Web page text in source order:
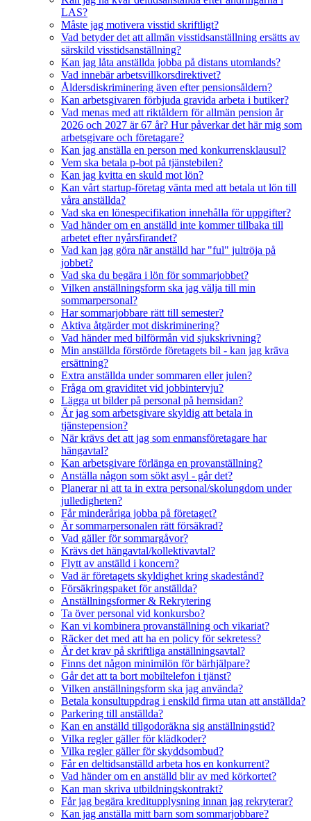
LAS?
Måste jag motivera visstid skriftligt?
Vad betyder det att allmän visstidsanställning ersätts av
särskild visstidsanställning?
Kan jag låta anställda jobba på distans utomlands?
Vad innebär arbetsvillkorsdirektivet?
Åldersdiskriminering även efter pensionsåldern?
Kan arbetsgivaren förbjuda gravida arbeta i butiker?
Vad menas med att riktåldern för allmän pension år
2026 och 2027 är 67 år? Hur påverkar det här mig som
arbetsgivare och företagare?
Kan jag anställa en person med konkurrensklausul?
Vem ska betala p-bot på tjänstebilen?
Kan jag kvitta en skuld mot lön?
Kan vårt startup-företag vänta med att betala ut lön till
våra anställda?
Vad ska en lönespecifikation innehålla för uppgifter?
Vad händer om en anställd inte kommer tillbaka till
arbetet efter nyårsfirandet?
Vad kan jag göra när anställd har "ful" jultröja på
jobbet?
Vad ska du begära i lön för sommarjobbet?
Vilken anställningsform ska jag välja till min
sommarpersonal?
Har sommarjobbare rätt till semester?
Aktiva åtgärder mot diskriminering?
Vad händer med bilförmån vid sjukskrivning?
Min anställda förstörde företagets bil - kan jag kräva
ersättning?
Extra anställda under sommaren eller julen?
Fråga om graviditet vid jobbintervju?
Lägga ut bilder på personal på hemsidan?
Är jag som arbetsgivare skyldig att betala in
tjänstepension?
När krävs det att jag som enmansföretagare har
hängavtal?
Kan arbetsgivare förlänga en provanställning?
Anställa någon som sökt asyl - går det?
Planerar ni att ta in extra personal/skolungdom under
julledigheten?
Får minderåriga jobba på företaget?
Är sommarpersonalen rätt försäkrad?
Vad gäller för sommargåvor?
Krävs det hängavtal/kollektivavtal?
Flytt av anställd i koncern?
Vad är företagets skyldighet kring skadestånd?
Försäkringspaket för anställda?
Anställningsformer & Rekrytering
Ta över personal vid konkursbo?
Kan vi kombinera provanställning och vikariat?
Räcker det med att ha en policy för sekretess?
Är det krav på skriftliga anställningsavtal?
Finns det någon minimilön för bärhjälpare?
Går det att ta bort mobiltelefon i tjänst?
Vilken anställningsform ska jag använda?
Betala konsultuppdrag i enskild firma utan att anställda?
Parkering till anställda?
Kan en anställd tillgodoräkna sig anställningstid?
Vilka regler gäller för klädkoder?
Vilka regler gäller för skyddsombud?
Får en deltidsanställd arbeta hos en konkurrent?
Vad händer om en anställd blir av med körkortet?
Kan man skriva utbildningskontrakt?
Får jag begära kreditupplysning innan jag rekryterar?
Kan jag anställa mitt barn som sommarjobbare?